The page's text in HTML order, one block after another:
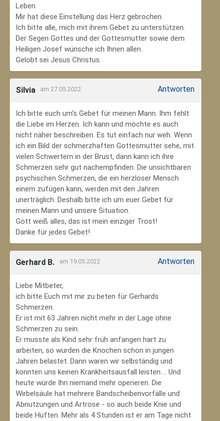
Leben.
Mir hat diese Einstellung das Herz gebrochen.
Ich bitte alle, mich mit ihrem Gebet zu unterstützen.
Der Segen Gottes und der Gottesmutter sowie dem
Heiligen Josef wünsche ich Ihnen allen.
Gelobt sei Jesus Christus.
Silvia am 27.05.2022 Antworten
Ich bitte euch um's Gebet für meinen Mann. Ihm fehlt
die Liebe im Herzen. Ich kann und möchte es auch
nicht näher beschreiben. Es tut einfach nur weh. Wenn
ich ein Bild der schmerzhaften Gottesmutter sehe, mit
vielen Schwertern in der Brust, dann kann ich ihre
Schmerzen sehr gut nachempfinden. Die unsichtbaren
psychischen Schmerzen, die ein herzloser Mensch
einem zufügen kann, werden mit den Jahren
unerträglich. Deshalb bitte ich um euer Gebet für
meinen Mann und unsere Situation.
Gott weiß alles, das ist mein einziger Trost!
Danke für jedes Gebet!
Gerhard B. am 19.05.2022 Antworten
Liebe Mitbeter,
ich bitte Euch mit mir zu beten für Gerhards
Schmerzen.
Er ist mit 63 Jahren nicht mehr in der Lage ohne
Schmerzen zu sein.
Er musste als Kind sehr früh anfangen hart zu
arbeiten, so wurden die Knochen schon in jungen
Jahren belastet. Dann waren wir selbständig und
konnten uns keinen Krankheitsausfall leisten.... Und
heute würde Ihn niemand mehr operieren. Die
Wirbelsäule hat mehrere Bandscheibenvorfälle und
Abnutzungen und Artrose - so auch beide Knie und
beide Hüften. Mehr als 4 Stunden ist er am Tage nicht